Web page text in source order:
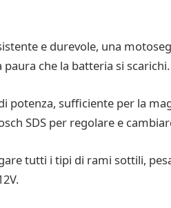
e durevole, una
che la batteria si scarichi.
potenza, sufficiente per la
SDS per regolare e
tutti i tipi di rami sottili,